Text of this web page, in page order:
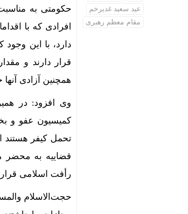
عید سعید غدیرخم
مقام ‌معظم رهبری
حکومتی به
افرادی که با
دارد، با این
قرار دارند و
همچنین آزادی
کمیسیون عفو و
تحمل کیفر هستند
قضاییه به محضر
رأفت اسلامی